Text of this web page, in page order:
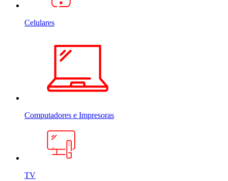
Celulares
Computadores e Impresoras
TV